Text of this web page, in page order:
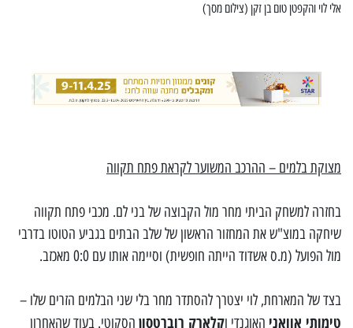
אלי לוי והקפטן טום בן זקן (צילום מסך)
מצוקת בלמים – ההרכב המשוער לקראת פתח תקווה
בחזרה למשחק הביתי מחר מול הקבוצה של בני לם. מכבי פתח תקווה
שיחקה במוצ"ש את המחזור הראשון של שלב הבתים בגביע הטוטו בדרבי
מול הפועל (מ.ס אשדוד הייתה חופשית) וסיימה אותו עם 0:0 מאכזב.
בצד של המארחת, לוי יצטרך להסתדר מחר בלי שני הבלמים הזרים שלו –
טימותי אוואני האוגנדי וקלארק רוברטסון הסקוטי. בעוד שהאחרון